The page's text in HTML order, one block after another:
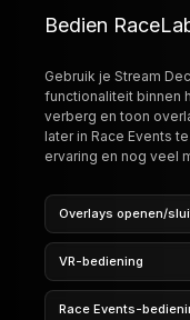
Bedien
Gebruik je Stream
functionaliteit binnen
verberg en toon
later in Race Events
ervaring en nog veel
Overlays openen/
VR-bediening
Race Events-